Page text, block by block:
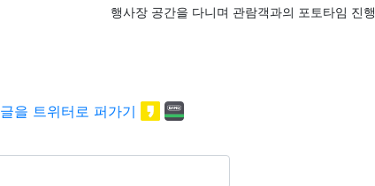
행사장 공간을 다니며 관람객과의 포토타임 진행